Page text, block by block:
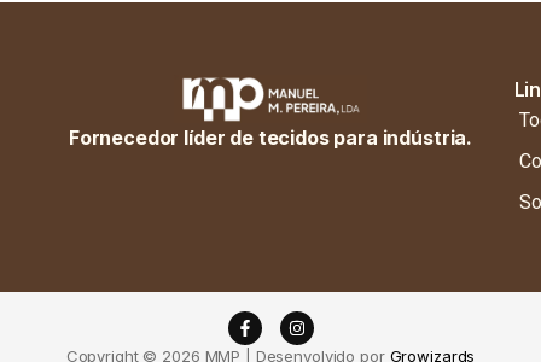
Fornecedor líder de tecidos para indústria.
Copyright © 2026 MMP | Desenvolvido por Growizards